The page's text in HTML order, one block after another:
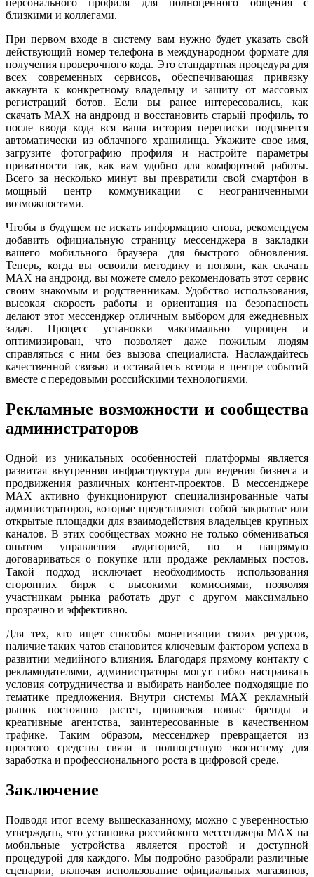
близкими и коллегами.
При первом входе в систему вам нужно будет указать свой
действующий номер телефона в международном формате для
получения проверочного кода. Это стандартная процедура для
всех современных сервисов, обеспечивающая привязку
аккаунта к конкретному владельцу и защиту от массовых
регистраций ботов. Если вы ранее интересовались, как
скачать MAX на андроид и восстановить старый профиль, то
после ввода кода вся ваша история переписки подтянется
автоматически из облачного хранилища. Укажите свое имя,
загрузите фотографию профиля и настройте параметры
приватности так, как вам удобно для комфортной работы.
Всего за несколько минут вы превратили свой смартфон в
мощный центр коммуникации с неограниченными
возможностями.
Чтобы в будущем не искать информацию снова, рекомендуем
добавить официальную страницу мессенджера в закладки
вашего мобильного браузера для быстрого обновления.
Теперь, когда вы освоили методику и поняли, как скачать
MAX на андроид, вы можете смело рекомендовать этот сервис
своим знакомым и родственникам. Удобство использования,
высокая скорость работы и ориентация на безопасность
делают этот мессенджер отличным выбором для ежедневных
задач. Процесс установки максимально упрощен и
оптимизирован, что позволяет даже пожилым людям
справляться с ним без вызова специалиста. Наслаждайтесь
качественной связью и оставайтесь всегда в центре событий
вместе с передовыми российскими технологиями.
Рекламные возможности и сообщества
администраторов
Одной из уникальных особенностей платформы является
развитая внутренняя инфраструктура для ведения бизнеса и
продвижения различных контент-проектов. В мессенджере
MAX активно функционируют специализированные чаты
администраторов, которые представляют собой закрытые или
открытые площадки для взаимодействия владельцев крупных
каналов. В этих сообществах можно не только обмениваться
опытом управления аудиторией, но и напрямую
договариваться о покупке или продаже рекламных постов.
Такой подход исключает необходимость использования
сторонних бирж с высокими комиссиями, позволяя
участникам рынка работать друг с другом максимально
прозрачно и эффективно.
Для тех, кто ищет способы монетизации своих ресурсов,
наличие таких чатов становится ключевым фактором успеха в
развитии медийного влияния. Благодаря прямому контакту с
рекламодателями, администраторы могут гибко настраивать
условия сотрудничества и выбирать наиболее подходящие по
тематике предложения. Внутри системы MAX рекламный
рынок постоянно растет, привлекая новые бренды и
креативные агентства, заинтересованные в качественном
трафике. Таким образом, мессенджер превращается из
простого средства связи в полноценную экосистему для
заработка и профессионального роста в цифровой среде.
Заключение
Подводя итог всему вышесказанному, можно с уверенностью
утверждать, что установка российского мессенджера MAX на
мобильные устройства является простой и доступной
процедурой для каждого. Мы подробно разобрали различные
сценарии, включая использование официальных магазинов,